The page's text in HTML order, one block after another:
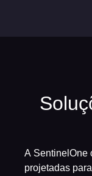
A SentinelOne
projetadas